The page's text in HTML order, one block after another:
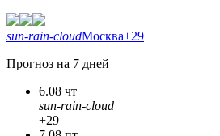
sun-rain-cloudМосква+29
Прогноз на 7 дней
6.08 чт
sun-rain-cloud
+29